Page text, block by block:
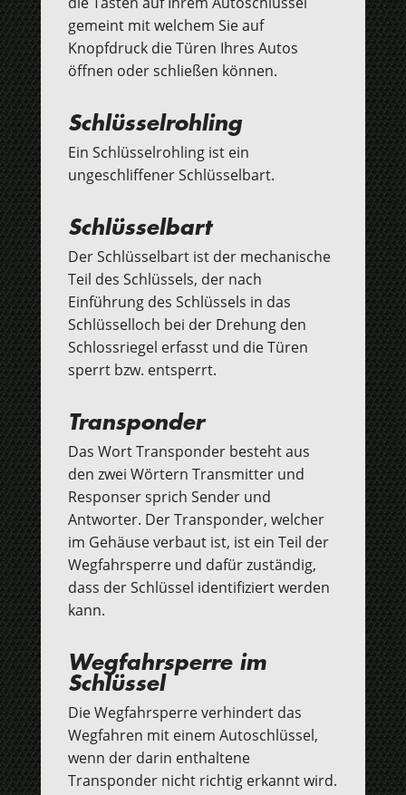
gemeint mit welchem Sie auf
Knopfdruck die Türen Ihres Autos
öffnen oder schließen können.
Schlüsselrohling
Ein Schlüsselrohling ist ein
ungeschliffener Schlüsselbart.
Schlüsselbart
Der Schlüsselbart ist der mechanische
Teil des Schlüssels, der nach
Einführung des Schlüssels in das
Schlüsselloch bei der Drehung den
Schlossriegel erfasst und die Türen
sperrt bzw. entsperrt.
Transponder
Das Wort Transponder besteht aus
den zwei Wörtern Transmitter und
Responser sprich Sender und
Antworter. Der Transponder, welcher
im Gehäuse verbaut ist, ist ein Teil der
Wegfahrsperre und dafür zuständig,
dass der Schlüssel identifiziert werden
kann.
Wegfahrsperre im
Schlüssel
Die Wegfahrsperre verhindert das
Wegfahren mit einem Autoschlüssel,
wenn der darin enthaltene
Transponder nicht richtig erkannt wird.